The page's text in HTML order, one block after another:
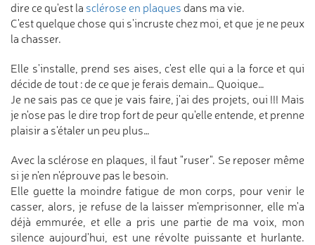
dire ce qu'est la sclérose en plaques dans ma vie.
C'est quelque chose qui s'incruste chez moi, et que je ne peux
la chasser.
Elle s'installe, prend ses aises, c'est elle qui a la force et qui
décide de tout : de ce que je ferais demain… Quoique…
Je ne sais pas ce que je vais faire, j'ai des projets, oui !!! Mais
je n'ose pas le dire trop fort de peur qu'elle entende, et prenne
plaisir a s'étaler un peu plus…
Avec la sclérose en plaques, il faut "ruser". Se reposer même
si je n'en n'éprouve pas le besoin.
Elle guette la moindre fatigue de mon corps, pour venir le
casser, alors, je refuse de la laisser m'emprisonner, elle m'a
déjà emmurée, et elle a pris une partie de ma voix, mon
silence aujourd'hui, est une révolte puissante et hurlante.